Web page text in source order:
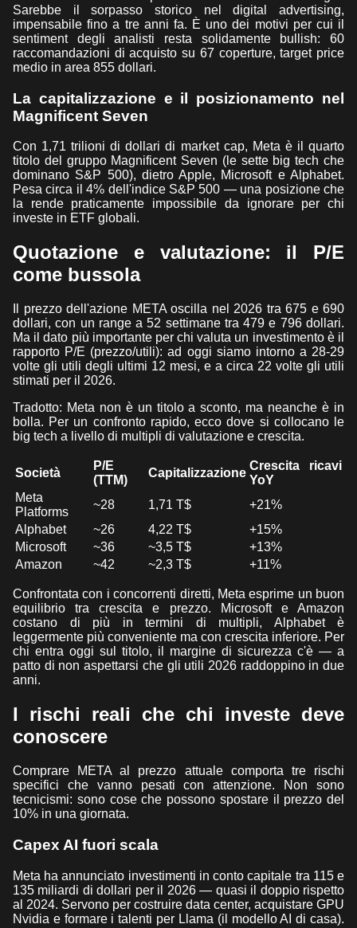
Sarebbe il sorpasso storico nel digital advertising,
impensabile fino a tre anni fa. È uno dei motivi per cui il
sentiment degli analisti resta solidamente bullish: 60
raccomandazioni di acquisto su 67 coperture, target price
medio in area 855 dollari.
La capitalizzazione e il posizionamento nel
Magnificent Seven
Con 1,71 trilioni di dollari di market cap, Meta è il quarto
titolo del gruppo Magnificent Seven (le sette big tech che
dominano S&P 500), dietro Apple, Microsoft e Alphabet.
Pesa circa il 4% dell'indice S&P 500 — una posizione che
la rende praticamente impossibile da ignorare per chi
investe in ETF globali.
Quotazione e valutazione: il P/E
come bussola
Il prezzo dell'azione META oscilla nel 2026 tra 675 e 690
dollari, con un range a 52 settimane tra 479 e 796 dollari.
Ma il dato più importante per chi valuta un investimento è il
rapporto P/E (prezzo/utili): ad oggi siamo intorno a 28-29
volte gli utili degli ultimi 12 mesi, e a circa 22 volte gli utili
stimati per il 2026.
Tradotto: Meta non è un titolo a sconto, ma neanche è in
bolla. Per un confronto rapido, ecco dove si collocano le
big tech a livello di multipli di valutazione e crescita.
Società
P/E
(TTM)
Capitalizzazione
Crescita ricavi
YoY
Meta
Platforms
~28 1,71 T$
+21%
Alphabet
~26 4,22 T$
+15%
Microsoft
~36 ~3,5 T$
+13%
Amazon
~42 ~2,3 T$ +11%
Confrontata con i concorrenti diretti, Meta esprime un buon
equilibrio tra crescita e prezzo. Microsoft e Amazon
costano di più in termini di multipli, Alphabet è
leggermente più conveniente ma con crescita inferiore. Per
chi entra oggi sul titolo, il margine di sicurezza c'è — a
patto di non aspettarsi che gli utili 2026 raddoppino in due
anni.
I rischi reali che chi investe deve
conoscere
Comprare META al prezzo attuale comporta tre rischi
specifici che vanno pesati con attenzione. Non sono
tecnicismi: sono cose che possono spostare il prezzo del
10% in una giornata.
Capex AI fuori scala
Meta ha annunciato investimenti in conto capitale tra 115 e
135 miliardi di dollari per il 2026 — quasi il doppio rispetto
al 2024. Servono per costruire data center, acquistare GPU
Nvidia e formare i talenti per Llama (il modello AI di casa).